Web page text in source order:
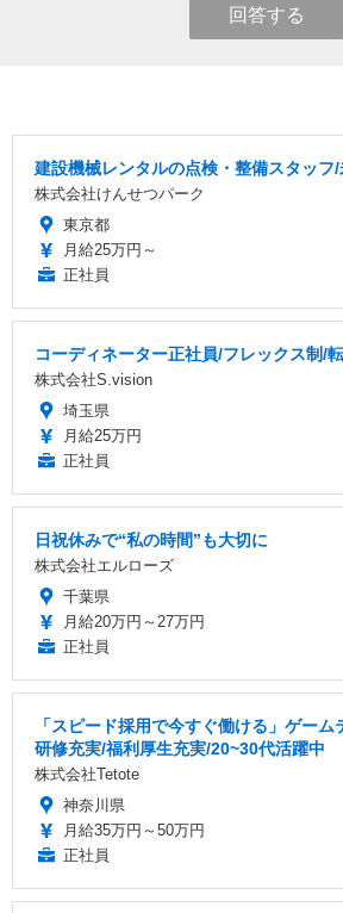
回答する
建設機械レンタルの点検・整備スタッフ
株式会社けんせつパーク
東京都
月給25万円～
正社員
コーディネーター正社員/フレックス制/
株式会社S.vision
埼玉県
月給25万円
正社員
日祝休みで“私の時間”も大切に
株式会社エルローズ
千葉県
月給20万円～27万円
正社員
「スピード採用で今すぐ働ける」ゲー
研修充実/福利厚生充実/20~30代活躍中
株式会社Tetote
神奈川県
月給35万円～50万円
正社員